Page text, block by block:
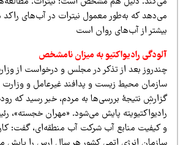
که به‌طور معمول نیترات در آب‌های راکد مثل
از آب‌های روان است
رادیواکتیو به میزان نامشخص
بعد از تذکر در مجلس و درخواست از وزارت
محیط زیست و پدافند غیرعامل و وزارت
نتیجۀ بررسی‌ها به مردم، خبر رسید که
پایش می‌شود. «مهران خجسته»، رئیس
کیفیت منابع آب شرکت آب منطقه‌ای، گفت: